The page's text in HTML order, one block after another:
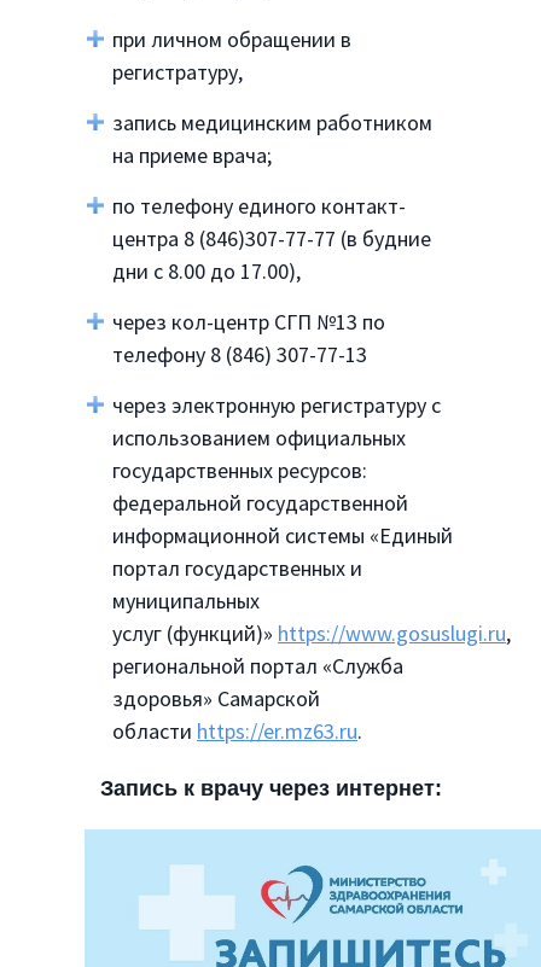
при личном обращении в
регистратуру,
запись медицинским работником
на приеме врача;
по телефону единого контакт-
центра 8 (846)307-77-77 (в будние
дни с 8.00 до 17.00),
через кол-центр СГП №13 по
телефону 8 (846) 307-77-13
через электронную регистратуру с
использованием официальных
государственных ресурсов:
федеральной государственной
информационной системы «Единый
портал государственных и
муниципальных
услуг (функций)» https://www.gosuslugi.ru,
региональной портал «Служба
здоровья» Самарской
области https://er.mz63.ru.
Запись к врачу через интернет: